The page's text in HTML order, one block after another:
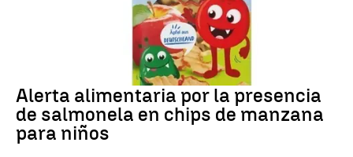
Alerta alimentaria por la presencia
de salmonela en chips de manzana
para niños